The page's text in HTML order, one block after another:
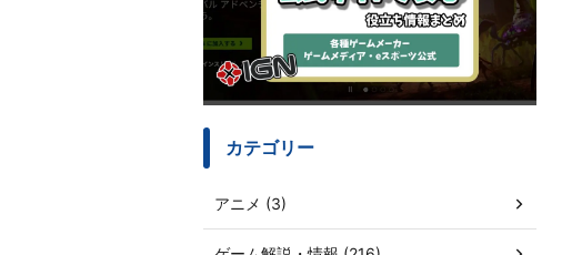
カテゴリー
アニメ (3)